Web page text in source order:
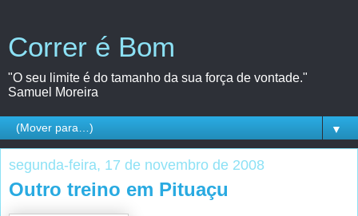
Correr é Bom
"O seu limite é do tamanho da sua força de vontade."
Samuel Moreira
▼
segunda-feira, 17 de novembro de 2008
Outro treino em Pituaçu